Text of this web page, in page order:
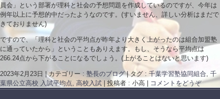
員会」という部署が理科と社会の予想問題を作成しているのですが、今年は
例年以上に予想的中だったようなのです。(すいません、詳しい分析はまだで
きておりません)
ですので、「理科と社会の平均点が昨年より大きく上がったのは組合加盟塾
に通っていたから」ということもありえます。もし、そうなら平均点は
266.24点から下がることになるでしょう。(上がることはないと思います)
2023年2月23日 | カテゴリー : 塾長のブログ |タグ : 千葉学習塾協同組合 千
葉県公立高校 入試平均点 高校入試 |投稿者 : 小高 | コメントをどうぞ